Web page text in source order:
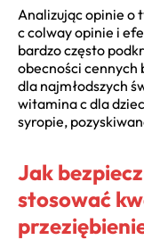
Analizując opinie o
c colway opinie i
bardzo często
obecności cennych
dla najmłodszych
witamina c dla
syropie,
Jak
stosować